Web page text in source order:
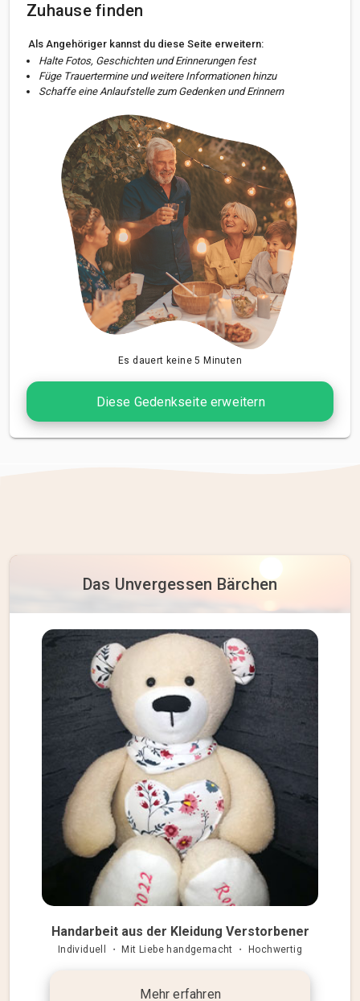
Zuhause finden
Als Angehöriger kannst du diese Seite erweitern:
Halte Fotos, Geschichten und Erinnerungen fest
Füge Trauertermine und weitere Informationen hinzu
Schaffe eine Anlaufstelle zum Gedenken und Erinnern
Es dauert keine 5 Minuten
Diese Gedenkseite erweitern
Das Unvergessen Bärchen
Handarbeit aus der Kleidung Verstorbener
Individuell ・ Mit Liebe handgemacht ・ Hochwertig
Mehr erfahren